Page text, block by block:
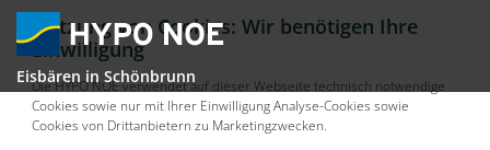
Nutzung von Cookies: Wir benötigen Ihre
Einwilligung
Die HYPO NOE verwendet auf dieser Webseite technisch notwendige
Cookies sowie nur mit Ihrer Einwilligung Analyse-Cookies sowie
Cookies von Drittanbietern zu Marketingzwecken.
Eisbären in Schönbrunn